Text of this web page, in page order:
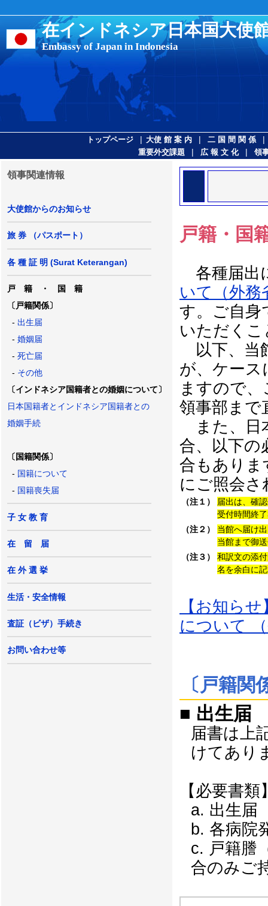
在インドネシア日本国大使
Embassy of Japan in Indonesia
トップページ | 大使 館 案 内 | 二 国 間 関 係 |
重要外交課題 | 広 報 文 化 | 領
領事関連情報
大使館からのお知らせ
旅 券 （パスポート）
各 種 証 明 (Surat Keterangan)
戸 籍 ・ 国 籍
〔戸籍関係〕
- 出生届
- 婚姻届
- 死亡届
- その他
〔インドネシア国籍者との婚姻について〕
日本国籍者とインドネシア国籍者との
婚姻手続
〔国籍関係〕
- 国籍について
- 国籍喪失届
子 女 教 育
在 留 届
在 外 選 挙
生活・安全情報
査証（ビザ）手続き
お問い合わせ等
戸籍・国
各種届出
いて（外務
す。ご自身
いただく
以下、当
が、ケース
ますので
領事部まで
また、日
合、以下の
合もありま
にご照会
（注１）
届出は、確
受付時間終
（注２）
当館へ届け
当館まで御
（注３）
和訳文の添
名を余白に
【お知ら
について
〔戸籍関
■ 出生届
届書は上
けてあり
【必要書類
出生届
各病院
戸籍謄
合のみご